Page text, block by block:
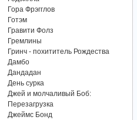
Гора Фрэгглов
Готэм
Гравити Фолз
Гремлины
Гринч - похититель Рождества
Дамбо
Дандадан
День сурка
Джей и молчаливый Боб:
Перезагрузка
Джеймс Бонд